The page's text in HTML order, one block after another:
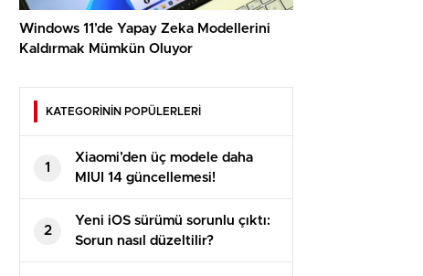
Windows 11’de Yapay Zeka Modellerini
Kaldırmak Mümkün Oluyor
KATEGORİNİN POPÜLERLERİ
1
Xiaomi’den üç modele daha
MIUI 14 güncellemesi!
2
Yeni iOS sürümü sorunlu çıktı:
Sorun nasıl düzeltilir?